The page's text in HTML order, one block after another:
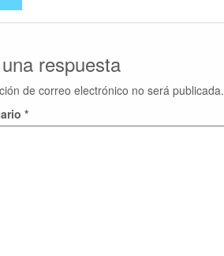
respuesta
de correo electrónico no será publicada.
*